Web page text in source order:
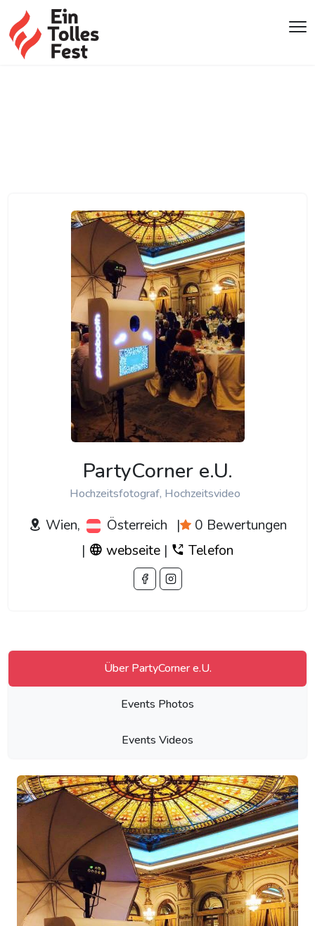
PartyCorner e.U.
Hochzeitsfotograf, Hochzeitsvideo
Wien, Österreich |
0 Bewertungen
|
webseite | Telefon
Über PartyCorner e.U.
Events Photos
Events Videos